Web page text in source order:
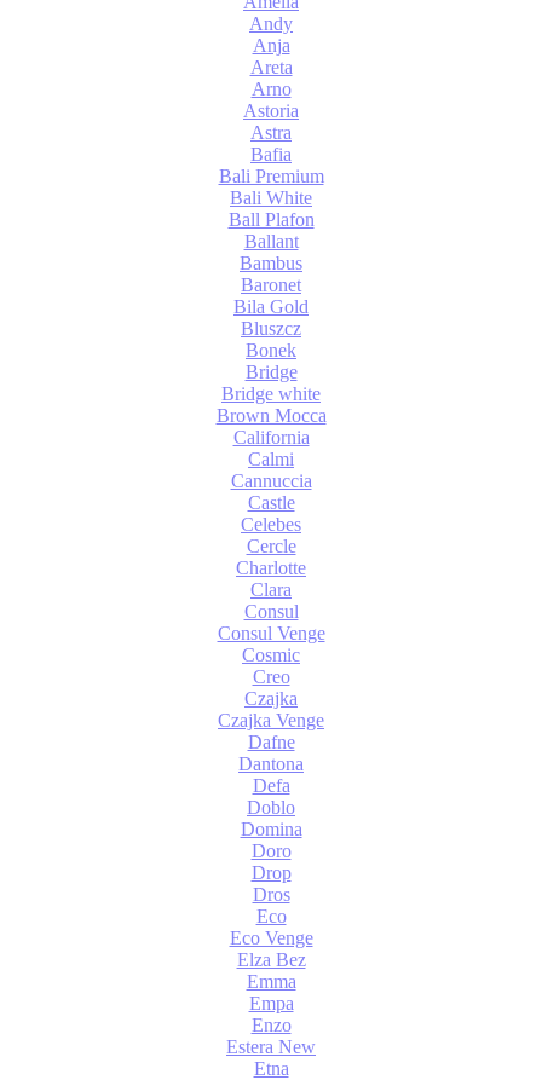
Andy
Anja
Areta
Arno
Astoria
Astra
Bafia
Bali Premium
Bali White
Ball Plafon
Ballant
Bambus
Baronet
Bila Gold
Bluszcz
Bonek
Bridge
Bridge white
Brown Mocca
California
Calmi
Cannuccia
Castle
Celebes
Cercle
Charlotte
Clara
Consul
Consul Venge
Cosmic
Creo
Czajka
Czajka Venge
Dafne
Dantona
Defa
Doblo
Domina
Doro
Drop
Dros
Eco
Eco Venge
Elza Bez
Emma
Empa
Enzo
Estera New
Etna